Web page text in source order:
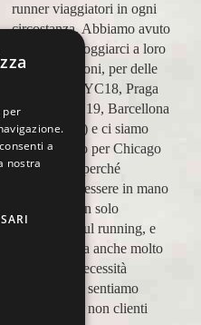
runner viaggiatori in ogni
circostanza. Abbiamo avuto
modo di appoggiarci a loro
in più occasioni, per delle
maratone (NYC18, Praga
19, Valencia 19, Barcellona
21, NYC 22) e ci siamo
affidati a loro per Chicago
23 (ottobre) perché
sappiamo di essere in mano
a persone non solo
competenti sul running, e
sulle città, ma anche molto
attente alle necessità
personali. Ci sentiamo
ospiti, amici, non clienti
per
a
nostra